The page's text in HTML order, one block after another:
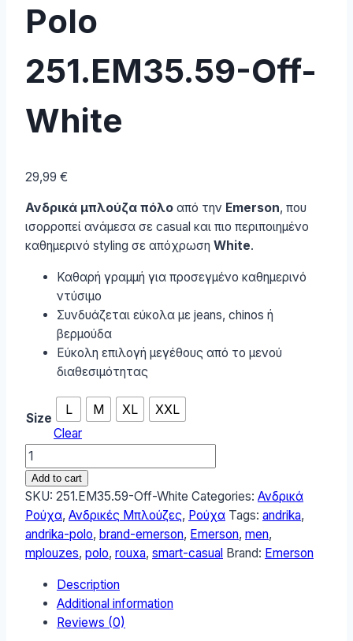
Polo
251.EM35.59-Off-
White
29,99 €
Ανδρικά μπλούζα πόλο από την Emerson, που
ισορροπεί ανάμεσα σε casual και πιο περιποιημένο
καθημερινό styling σε απόχρωση White.
Καθαρή γραμμή για προσεγμένο καθημερινό
ντύσιμο
Συνδυάζεται εύκολα με jeans, chinos ή
βερμούδα
Εύκολη επιλογή μεγέθους από το μενού
διαθεσιμότητας
Size
L M XL XXL
Clear
Emerson
Ανδρικό
Polo
251.EM35.59-
Off-
White
Add to cart
SKU: 251.EM35.59-Off-White Categories: Ανδρικά
Ρούχα, Ανδρικές Μπλούζες, Ρούχα Tags: andrika,
andrika-polo, brand-emerson, Emerson, men,
mplouzes, polo, rouxa, smart-casual Brand: Emerson
Description
Additional information
Reviews (0)